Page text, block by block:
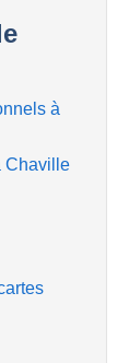
à
Chaville